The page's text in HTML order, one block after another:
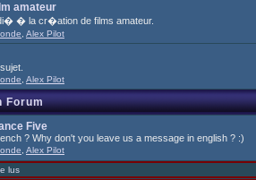
amateur
� la cr�ation de films amateur.
Alex Pilot
Alex Pilot
Forum
Five
? Why don't you leave us a message in english ? :)
Alex Pilot
lus